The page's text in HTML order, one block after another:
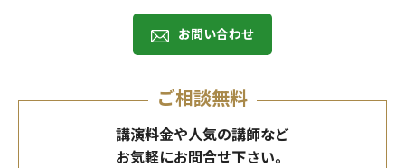
お問い合わせ
ご相談無料
講演料金や人気の講師など
お気軽にお問合せ下さい。